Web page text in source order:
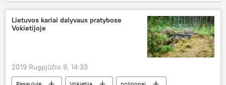
Lietuvos kariai dalyvaus pratybose
Vokietijoje
2019 Rugpjūčio 9, 14:33